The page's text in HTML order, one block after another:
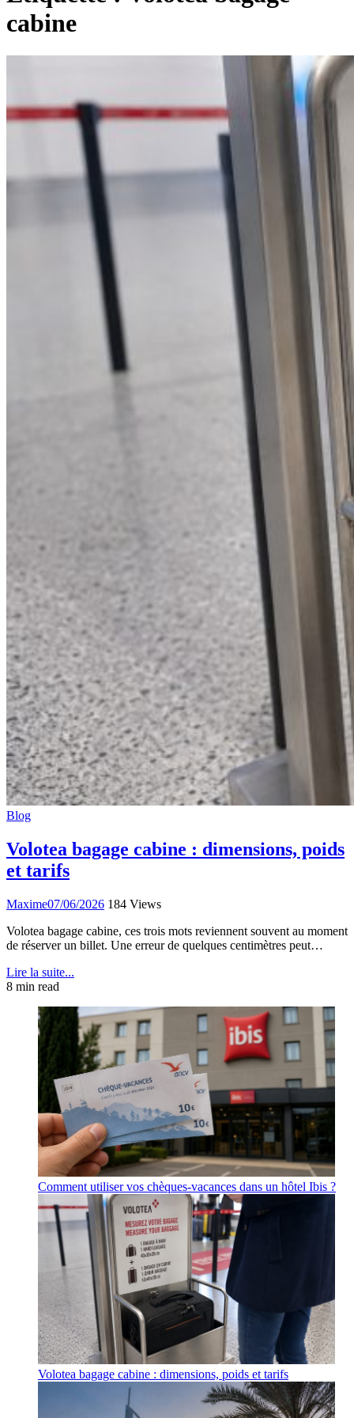
cabine
Blog
Volotea bagage cabine : dimensions, poids
et tarifs
Maxime07/06/2026 184 Views
Volotea bagage cabine, ces trois mots reviennent souvent au moment
de réserver un billet. Une erreur de quelques centimètres peut…
Lire la suite...
8 min read
Comment utiliser vos chèques-vacances dans un hôtel Ibis ?
Volotea bagage cabine : dimensions, poids et tarifs